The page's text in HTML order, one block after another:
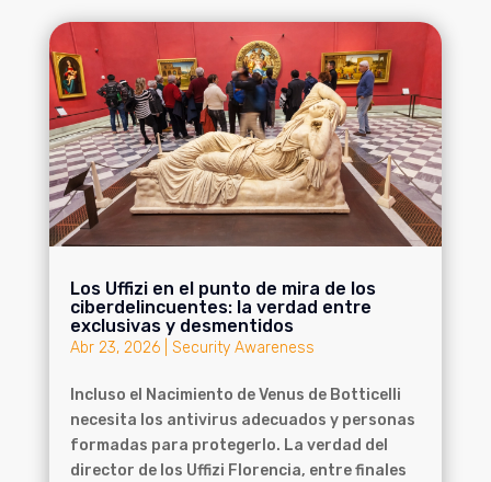
Los Uffizi en el punto de mira de los
ciberdelincuentes: la verdad entre
exclusivas y desmentidos
Abr 23, 2026| Security Awareness
Incluso el Nacimiento de Venus de Botticelli
necesita los antivirus adecuados y personas
formadas para protegerlo. La verdad del
director de los Uffizi Florencia, entre finales